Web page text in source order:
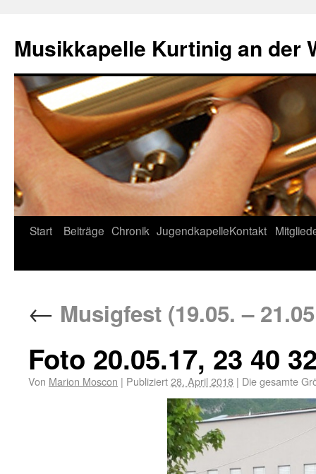
Musikkapelle Kurtinig an der
Start Beiträge Chronik JugendkapelleKontakt
← Musigfest (19.05. –
Foto 20.05.17, 23 40
Von Marion Moscon | Publiziert28. April 2018 | Die gesamte